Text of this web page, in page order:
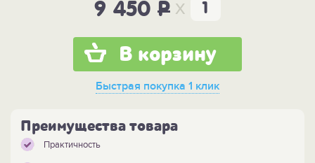
9 450 P x
В корзину
Быстрая покупка 1 клик
Преимущества товара
Практичность